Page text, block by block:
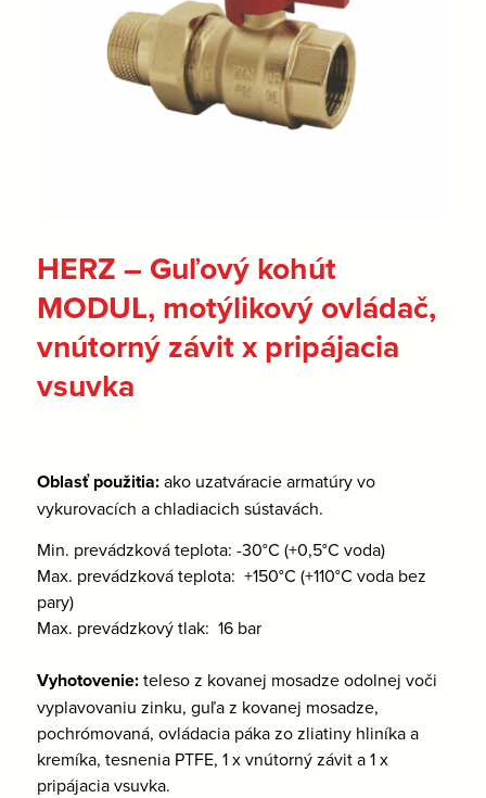
HERZ – Guľový kohút
MODUL, motýlikový ovládač,
vnútorný závit x pripájacia
vsuvka
Oblasť použitia:ako uzatváracie armatúry vo
vykurovacích a chladiacich sústavách.
Min. prevádzková teplota: -30°C (+0,5°C voda)
Max. prevádzková teplota: +150°C (+110°C voda bez
pary)
Max. prevádzkový tlak: 16 bar
Vyhotovenie:teleso z kovanej mosadze odolnej voči
vyplavovaniu zinku, guľa z kovanej mosadze,
pochrómovaná, ovládacia páka zo zliatiny hliníka a
kremíka, tesnenia PTFE, 1 x vnútorný závit a 1 x
pripájacia vsuvka.